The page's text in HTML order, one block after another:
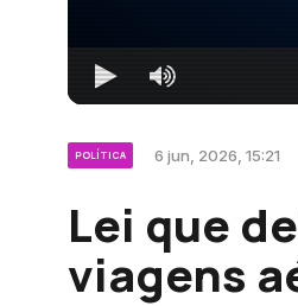
POLÍTICA 6 jun, 2026, 15:21
Lei que
viagens